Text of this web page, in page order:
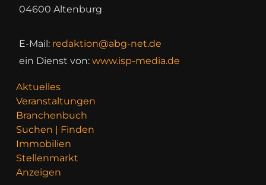
04600 Altenburg
E-Mail: redaktion@abg-net.de
ein Dienst von: www.isp-media.de
Aktuelles
Veranstaltungen
Branchenbuch
Suchen | Finden
Immobilien
Stellenmarkt
Anzeigen